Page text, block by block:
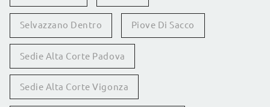
Selvazzano Dentro Piove Di Sacco
Sedie Alta Corte Padova
Sedie Alta Corte Vigonza